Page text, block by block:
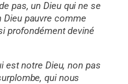
pas, un Dieu qui ne se
Dieu pauvre comme
profondément deviné
est notre Dieu, non pas
qui nous